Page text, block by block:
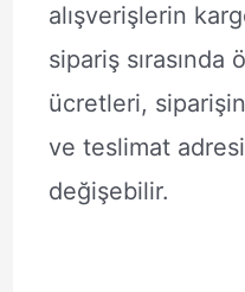
alışverişlerin
sipariş
ücretleri, siparişin
ve teslimat
değişebilir.